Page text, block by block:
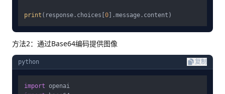
print (response.choices[ 0
方法2：通过Base64编码提供图像
python 复制
import